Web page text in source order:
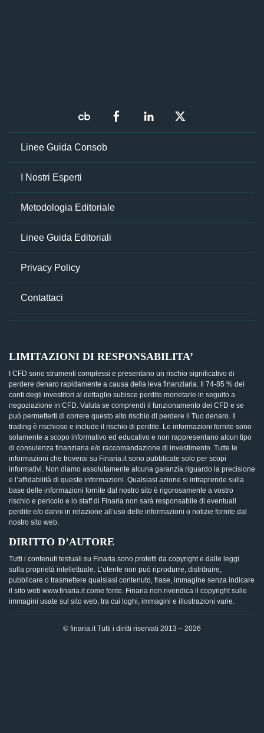
Linee Guida Consob
I Nostri Esperti
Metodologia Editoriale
Linee Guida Editoriali
Privacy Policy
Contattaci
LIMITAZIONI DI RESPONSABILITA’
I CFD sono strumenti complessi e presentano un rischio significativo di
perdere denaro rapidamente a causa della leva finanziaria. Il 74-85 % dei
conti degli investitori al dettaglio subisce perdite monetarie in seguito a
negoziazione in CFD. Valuta se comprendi il funzionamento dei CFD e se
può permetterti di correre questo alto rischio di perdere il Tuo denaro. Il
trading è rischioso e include il rischio di perdite. Le informazioni fornite sono
solamente a scopo informativo ed educativo e non rappresentano alcun tipo
di consulenza finanziaria e/o raccomandazione di investimento. Tutte le
informazioni che troverai su Finaria.it sono pubblicate solo per scopi
informativi. Non diamo assolutamente alcuna garanzia riguardo la precisione
e l’affidabilità di queste informazioni. Qualsiasi azione si intraprende sulla
base delle informazioni fornite dal nostro sito è rigorosamente a vostro
rischio e pericolo e lo staff di Finaria non sarà responsabile di eventuali
perdite e/o danni in relazione all’uso delle informazioni o notizie fornite dal
nostro sito web.
DIRITTO D’AUTORE
Tutti i contenuti testuali su Finaria sono protetti da copyright e dalle leggi
sulla proprietà intellettuale. L’utente non può riprodurre, distribuire,
pubblicare o trasmettere qualsiasi contenuto, frase, immagine senza indicare
il sito web www.finaria.it come fonte. Finaria non rivendica il copyright sulle
immagini usate sul sito web, tra cui loghi, immagini e illustrazioni varie.
© finaria.it Tutti i diritti riservati 2013 – 2026